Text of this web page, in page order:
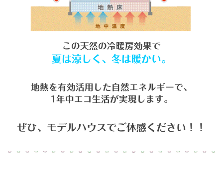
この天然の冷暖房効果で
夏は涼しく、冬は暖かい。
地熱を有効活用した自然エネルギーで、
1年中エコ生活が実現します。
ぜひ、モデルハウスでご体感ください！！